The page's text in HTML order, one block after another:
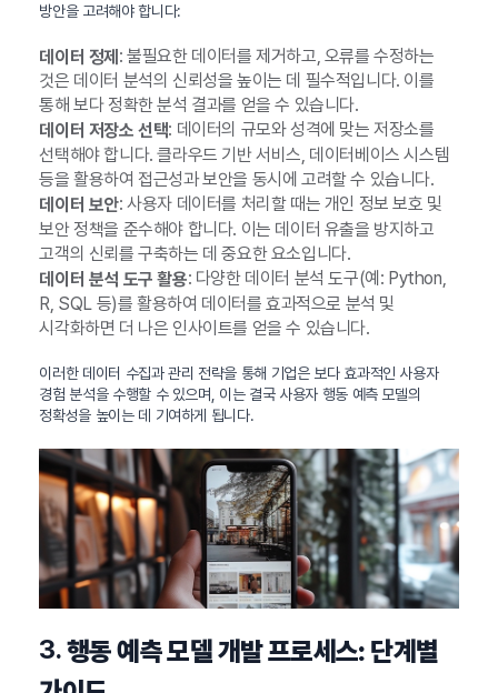
방안을 고려해야 합니다:
데이터 정제 : 불필요한 데이터를 제거하고, 오류를 수정하는
것은 데이터 분석의 신뢰성을 높이는 데 필수적입니다. 이를
통해 보다 정확한 분석 결과를 얻을 수 있습니다.
데이터 저장소 선택: 데이터의 규모와 성격에 맞는 저장소를
선택해야 합니다. 클라우드 기반 서비스, 데이터베이스 시스템
등을 활용하여 접근성과 보안을 동시에 고려할 수 있습니다.
데이터 보안: 사용자 데이터를 처리할 때는 개인 정보 보호 및
보안 정책을 준수해야 합니다. 이는 데이터 유출을 방지하고
고객의 신뢰를 구축하는 데 중요한 요소입니다.
데이터 분석 도구 활용: 다양한 데이터 분석 도구(예: Python,
R, SQL 등)를 활용하여 데이터를 효과적으로 분석 및
시각화하면 더 나은 인사이트를 얻을 수 있습니다.
이러한 데이터 수집과 관리 전략을 통해 기업은 보다 효과적인 사용자
경험 분석을 수행할 수 있으며, 이는 결국 사용자 행동 예측 모델의
정확성을 높이는 데 기여하게 됩니다.
3.행동 예측 모델 개발 프로세스: 단계별